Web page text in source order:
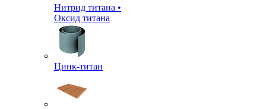
Нитрид титана •
Оксид титана
Цинк-титан